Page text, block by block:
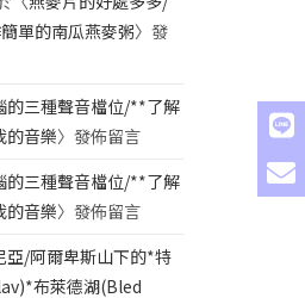
單的南瓜燕麥粥〉發
的三種聲音檔位/**了解
的音樂〉發佈留言
的三種聲音檔位/**了解
的音樂〉發佈留言
亞/阿爾卑斯山下的*特
布萊德湖(Bled